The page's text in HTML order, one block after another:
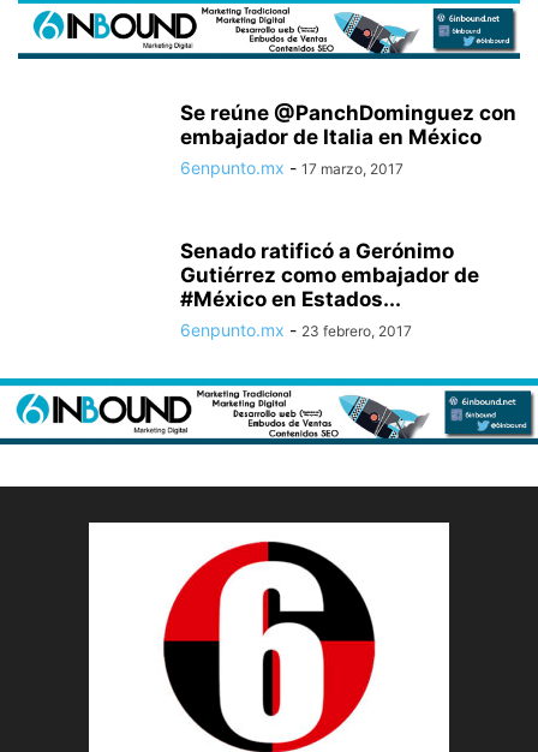
Se reúne @PanchDominguez con
embajador de Italia en México
6enpunto.mx - 17 marzo, 2017
Senado ratificó a Gerónimo
Gutiérrez como embajador de
#México en Estados...
6enpunto.mx - 23 febrero, 2017